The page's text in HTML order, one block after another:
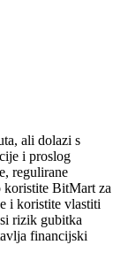
ali dolazi s
i proslog
regulirane
koristite BitMart za
i koristite vlastiti
rizik gubitka
financijski